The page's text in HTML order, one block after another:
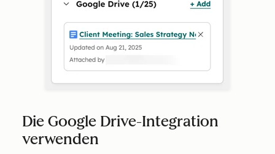
Die Google Drive-Integration
verwenden